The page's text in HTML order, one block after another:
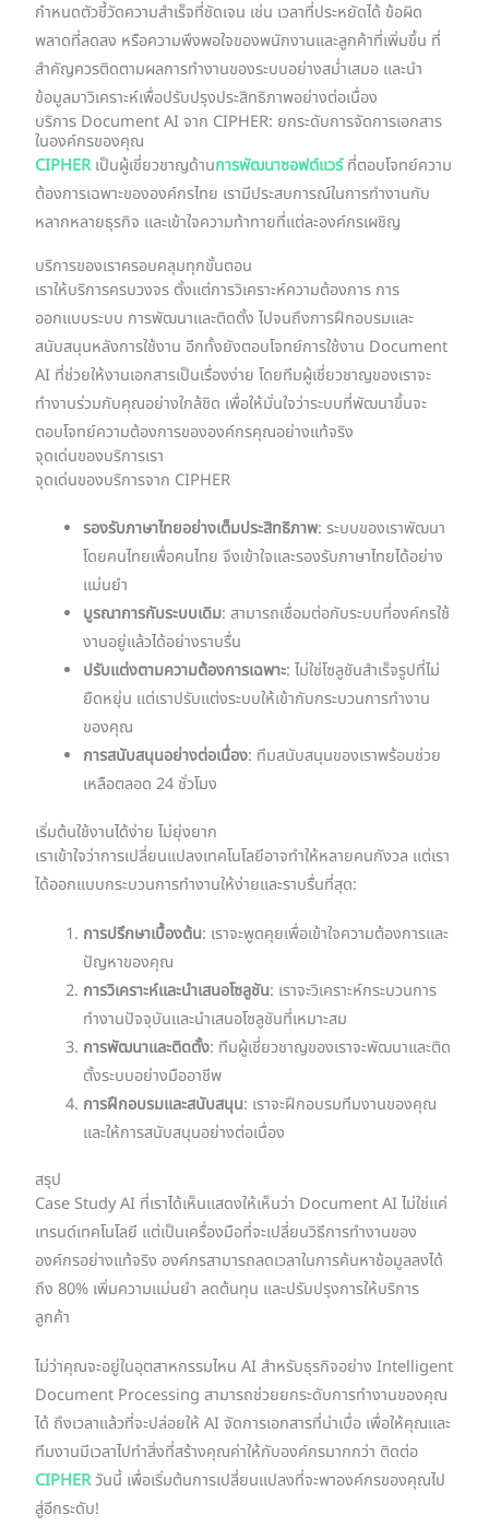
กำหนดตัวชี้วัดความสำเร็จที่ชัดเจน เช่น เวลาที่ประหยัดได้ ข้อผิด
พลาดที่ลดลง หรือความพึงพอใจของพนักงานและลูกค้าที่เพิ่มขึ้น ที่
สำคัญควรติดตามผลการทำงานของระบบอย่างสม่ำเสมอ และนำ
ข้อมูลมาวิเคราะห์เพื่อปรับปรุงประสิทธิภาพอย่างต่อเนื่อง
บริการ Document AI จาก CIPHER: ยกระดับการจัดการเอกสาร
ในองค์กรของคุณ
CIPHERเป็นผู้เชี่ยวชาญด้านการพัฒนาซอฟต์แวร์ที่ตอบโจทย์ความ
ต้องการเฉพาะขององค์กรไทย เรามีประสบการณ์ในการทำงานกับ
หลากหลายธุรกิจ และเข้าใจความท้าทายที่แต่ละองค์กรเผชิญ
บริการของเราครอบคลุมทุกขั้นตอน
เราให้บริการครบวงจร ตั้งแต่การวิเคราะห์ความต้องการ การ
ออกแบบระบบ การพัฒนาและติดตั้ง ไปจนถึงการฝึกอบรมและ
สนับสนุนหลังการใช้งาน อีกทั้งยังตอบโจทย์การใช้งาน Document
AI ที่ช่วยให้งานเอกสารเป็นเรื่องง่าย โดยทีมผู้เชี่ยวชาญของเราจะ
ทำงานร่วมกับคุณอย่างใกล้ชิด เพื่อให้มั่นใจว่าระบบที่พัฒนาขึ้นจะ
ตอบโจทย์ความต้องการขององค์กรคุณอย่างแท้จริง
จุดเด่นของบริการเรา
จุดเด่นของบริการจาก CIPHER
รองรับภาษาไทยอย่างเต็มประสิทธิภาพ: ระบบของเราพัฒนา
โดยคนไทยเพื่อคนไทย จึงเข้าใจและรองรับภาษาไทยได้อย่าง
แม่นยำ
บูรณาการกับระบบเดิม: สามารถเชื่อมต่อกับระบบที่องค์กรใช้
งานอยู่แล้วได้อย่างราบรื่น
ปรับแต่งตามความต้องการเฉพาะ: ไม่ใช่โซลูชันสำเร็จรูปที่ไม่
ยืดหยุ่น แต่เราปรับแต่งระบบให้เข้ากับกระบวนการทำงาน
ของคุณ
การสนับสนุนอย่างต่อเนื่อง: ทีมสนับสนุนของเราพร้อมช่วย
เหลือตลอด 24 ชั่วโมง
เริ่มต้นใช้งานได้ง่าย ไม่ยุ่งยาก
เราเข้าใจว่าการเปลี่ยนแปลงเทคโนโลยีอาจทำให้หลายคนกังวล แต่เรา
ได้ออกแบบกระบวนการทำงานให้ง่ายและราบรื่นที่สุด:
การปรึกษาเบื้องต้น: เราจะพูดคุยเพื่อเข้าใจความต้องการและ
ปัญหาของคุณ
การวิเคราะห์และนำเสนอโซลูชัน: เราจะวิเคราะห์กระบวนการ
ทำงานปัจจุบันและนำเสนอโซลูชันที่เหมาะสม
การพัฒนาและติดตั้ง: ทีมผู้เชี่ยวชาญของเราจะพัฒนาและติด
ตั้งระบบอย่างมืออาชีพ
การฝึกอบรมและสนับสนุน: เราจะฝึกอบรมทีมงานของคุณ
และให้การสนับสนุนอย่างต่อเนื่อง
สรุป
Case Study AI ที่เราได้เห็นแสดงให้เห็นว่า Document AI ไม่ใช่แค่
เทรนด์เทคโนโลยี แต่เป็นเครื่องมือที่จะเปลี่ยนวิธีการทำงานของ
องค์กรอย่างแท้จริง องค์กรสามารถลดเวลาในการค้นหาข้อมูลลงได้
ถึง 80% เพิ่มความแม่นยำ ลดต้นทุน และปรับปรุงการให้บริการ
ลูกค้า
ไม่ว่าคุณจะอยู่ในอุตสาหกรรมไหน AI สำหรับธุรกิจอย่าง Intelligent
Document Processing สามารถช่วยยกระดับการทำงานของคุณ
ได้ ถึงเวลาแล้วที่จะปล่อยให้ AI จัดการเอกสารที่น่าเบื่อ เพื่อให้คุณและ
ทีมงานมีเวลาไปทำสิ่งที่สร้างคุณค่าให้กับองค์กรมากกว่า ติดต่อ
CIPHERวันนี้ เพื่อเริ่มต้นการเปลี่ยนแปลงที่จะพาองค์กรของคุณไป
สู่อีกระดับ!